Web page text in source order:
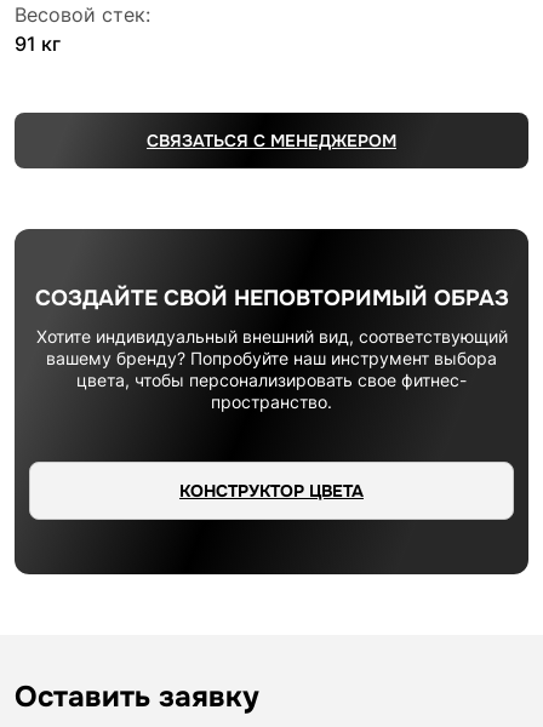
Весовой стек:
91 кг
СВЯЗАТЬСЯ С МЕНЕДЖЕРОМ
СОЗДАЙТЕ СВОЙ НЕПОВТОРИМЫЙ ОБРАЗ
Хотите индивидуальный внешний вид, соответствующий
вашему бренду? Попробуйте наш инструмент выбора
цвета, чтобы персонализировать свое фитнес-
пространство.
КОНСТРУКТОР ЦВЕТА
Оставить заявку